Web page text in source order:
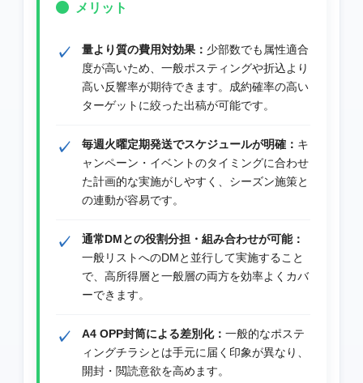
メリット
量より質の費用対効果： 少部数でも属性適合
度が高いため、一般ポスティングや折込より
高い反響率が期待できます。成約確率の高い
ターゲットに絞った出稿が可能です。
毎週火曜定期発送でスケジュールが明確： キ
ャンペーン・イベントのタイミングに合わせ
た計画的な実施がしやすく、シーズン施策と
の連動が容易です。
通常DMとの役割分担・組み合わせが可能：
一般リストへのDMと並行して実施すること
で、高所得層と一般層の両方を効率よくカバ
ーできます。
A4 OPP封筒による差別化： 一般的なポステ
ィングチラシとは手元に届く印象が異なり、
開封・閲読意欲を高めます。